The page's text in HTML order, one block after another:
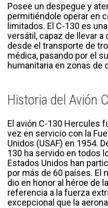
Posee un despegue y
permitiéndole operar en
limitados. El C-130 es
versátil, capaz de llevar
desde el transporte de
médica, pasando por el
humanitaria en zonas de
Historia del Avión
El avión C-130 Hercules
vez en servicio con la
Unidos (USAF) en 1954.
130 ha servido en todos
Estados Unidos han
por más de 60 países. El
dio en honor al héroe de
referencia a la fuerza
excepcional que la